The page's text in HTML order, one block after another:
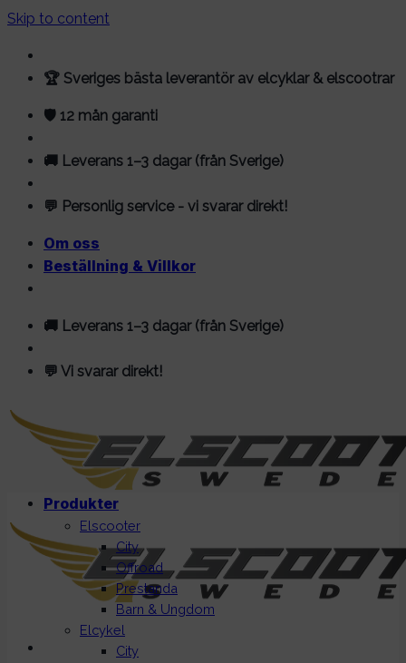
Skip to content
🏆 Sveriges bästa leverantör av elcyklar & elscootrar
🛡️ 12 mån garanti
🚚 Leverans 1–3 dagar (från Sverige)
💬 Personlig service - vi svarar direkt!
Om oss
Beställning & Villkor
🚚 Leverans 1–3 dagar (från Sverige)
💬 Vi svarar direkt!
Produkter
Elscooter
City
Offroad
Prestanda
Barn & Ungdom
Elcykel
City